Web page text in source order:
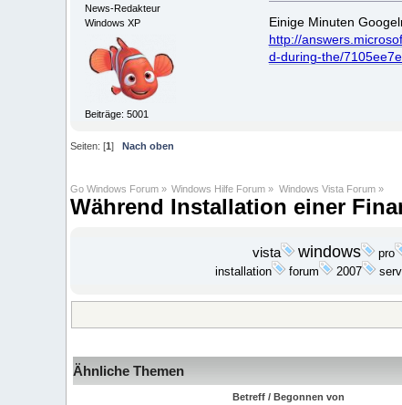
News-Redakteur
Windows XP
Beiträge: 5001
Einige Minuten
http://
d-during-the/
Seiten: [1] Nach oben
Go Windows Forum » Windows Hilfe Forum » Windows Vista Forum»
Während Installation einer
vista windows pro
installation
forum 2007
Ähnliche Themen
Betreff / Begonnen von